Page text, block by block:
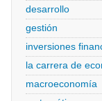
desarrollo
gestión
inversiones
la carrera de
macroeconomía